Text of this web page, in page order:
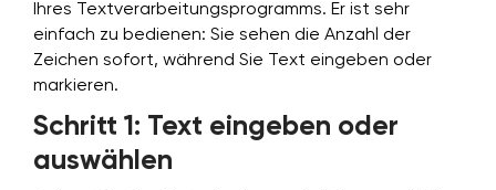
Ihres Textverarbeitungsprogramms. Er ist sehr
einfach zu bedienen: Sie sehen die Anzahl der
Zeichen sofort, während Sie Text eingeben oder
markieren.
Schritt 1: Text eingeben oder
auswählen